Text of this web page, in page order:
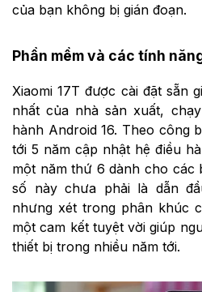
của bạn không bị gián đoạn.
Phần mềm và các tính
Xiaomi 17T được cài đặt sẵn
nhất của nhà sản xuất,
hành Android 16. Theo công
tới 5 năm cập nhật hệ điều
một năm thứ 6 dành cho các
số này chưa phải là dẫn
nhưng xét trong phân khúc
một cam kết tuyệt vời giúp
thiết bị trong nhiều năm tới.